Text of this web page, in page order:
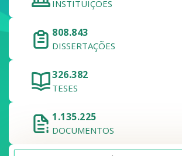
INSTITUIÇÕES
808.843
DISSERTAÇÕES
326.382
TESES
1.135.225
DOCUMENTOS